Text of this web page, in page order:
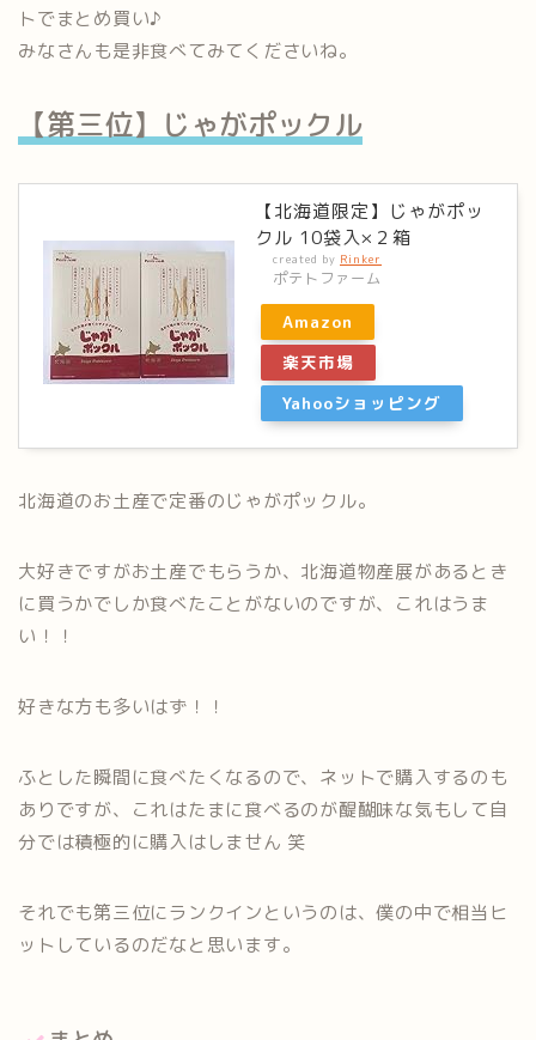
トでまとめ買い♪
みなさんも是非食べてみてくださいね。
【第三位】じゃがポックル
【北海道限定】じゃがポッ
クル 10袋入×２箱
created by Rinker
ポテトファーム
Amazon
楽天市場
Yahooショッピング
北海道のお土産で定番のじゃがポックル。
大好きですがお土産でもらうか、北海道物産展があるとき
に買うかでしか食べたことがないのですが、これはうま
い！！
好きな方も多いはず！！
ふとした瞬間に食べたくなるので、ネットで購入するのも
ありですが、これはたまに食べるのが醍醐味な気もして自
分では積極的に購入はしません 笑
それでも第三位にランクインというのは、僕の中で相当ヒ
ットしているのだなと思います。